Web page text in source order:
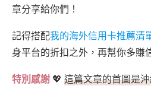
優惠最大化行事曆
章分享給你們！
記得搭配我的海外信用卡推薦清
身平台的折扣之外，再幫你多賺
特別感謝 💖 這篇文章的首圖是